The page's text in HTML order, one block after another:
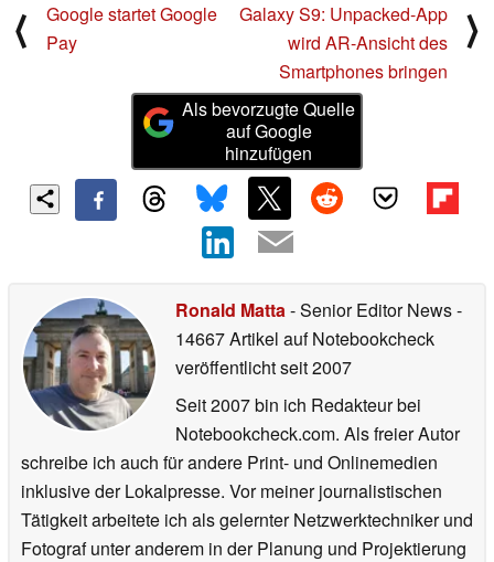
⟨
Google startet Google
Pay
Galaxy S9: Unpacked-App
wird AR-Ansicht des
Smartphones bringen
⟩
Als bevorzugte Quelle
auf Google
hinzufügen
Ronald Matta- Senior Editor News-
14667 Artikel auf Notebookcheck
veröffentlichtseit 2007
Seit 2007 bin ich Redakteur bei
Notebookcheck.com. Als freier Autor
schreibe ich auch für andere Print- und Onlinemedien
inklusive der Lokalpresse. Vor meiner journalistischen
Tätigkeit arbeitete ich als gelernter Netzwerktechniker und
Fotograf unter anderem in der Planung und Projektierung